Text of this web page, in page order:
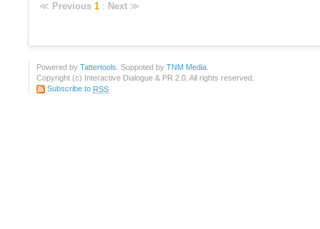
≪ Previous 1 : Next ≫
Powered by Tattertools . Suppoted by TNM Media
Copyright (c) Interactive Dialogue & PR 2.0. All rights reserved.
Subscribe to RSS